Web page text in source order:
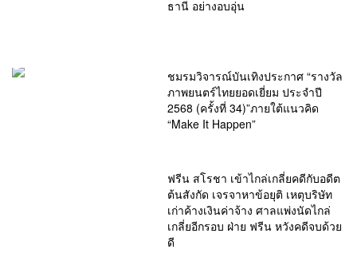
ธานี อย่างอบอุ่น
ชมรมวิจารณ์บันเทิงประกาศ “รางวัล
ภาพยนตร์ไทยยอดเยี่ยม ประจำปี
2568 (ครั้งที่ 34)”ภายใต้แนวคิด
“Make It Happen”
ฟรีน สโรชา เข้าไกล่เกลี่ยคดีกับอดีต
ต้นสังกัด เจรจาหาข้อยุติ เหตุบริษัท
เก่าค้างเงินค่าจ้าง ศาลแพ่งนัดไกล่
เกลี่ยอีกรอบ ฝ่าย ฟรีน หวังคดีจบด้วย
ดี